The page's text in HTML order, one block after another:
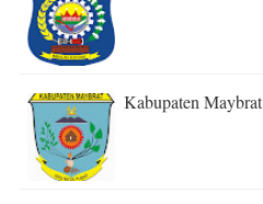
Kabupaten Maybrat